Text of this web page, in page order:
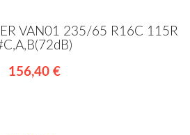
VAN01 235/65 R16C 115R
156,40 €